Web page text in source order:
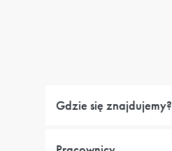
Gdzie się znajdujemy?